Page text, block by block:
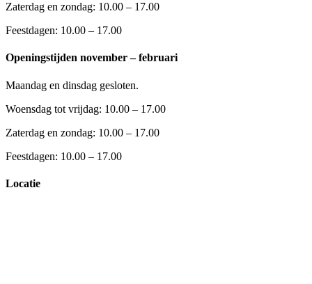
Zaterdag en zondag: 10.00 – 17.00
Feestdagen: 10.00 – 17.00
Openingstijden november – februari
Maandag en dinsdag gesloten.
Woensdag tot vrijdag: 10.00 – 17.00
Zaterdag en zondag: 10.00 – 17.00
Feestdagen: 10.00 – 17.00
Locatie